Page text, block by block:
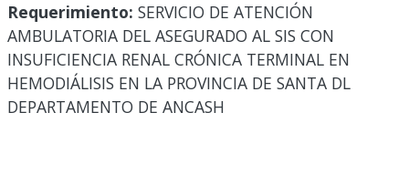
Requerimiento: SERVICIO DE ATENCIÓN
AMBULATORIA DEL ASEGURADO AL SIS CON
INSUFICIENCIA RENAL CRÓNICA TERMINAL EN
HEMODIÁLISIS EN LA PROVINCIA DE SANTA DL
DEPARTAMENTO DE ANCASH